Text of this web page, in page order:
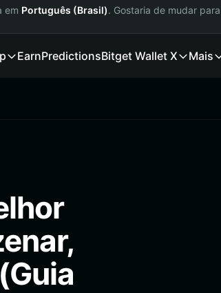
em Português (Brasil). Gostaria de mudar para
EarnPredictionsBitget Wallet X Mais